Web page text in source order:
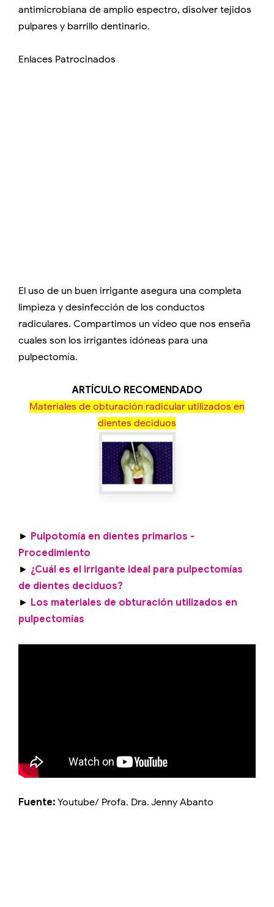
antimicrobiana de amplio espectro, disolver tejidos
pulpares y barrillo dentinario.
Enlaces Patrocinados
El uso de un buen irrigante asegura una completa
limpieza y desinfección de los conductos
radiculares. Compartimos un vídeo que nos enseña
cuales son los irrigantes idóneas para una
pulpectomía.
ARTÍCULO RECOMENDADO
Materiales de obturación radicular utilizados en
dientes deciduos
► Pulpotomía en dientes primarios -
Procedimiento
► ¿Cuál es el irrigante ideal para pulpectomías
de dientes deciduos?
► Los materiales de obturación utilizados en
pulpectomías
Fuente: Youtube/ Profa. Dra. Jenny Abanto